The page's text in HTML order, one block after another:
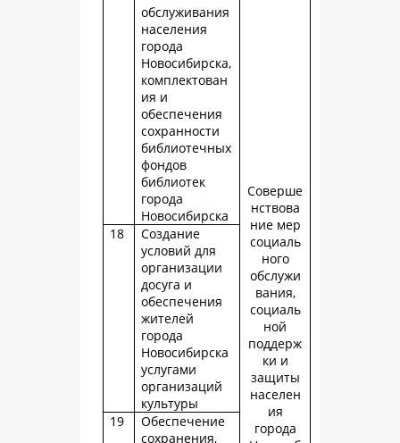
Соверше
нствова
ние мер
социаль
ного
обслужи
вания,
социаль
ной
поддерж
ки и
защиты
населен
ия
города
обслуживания
населения
города
Новосибирска,
комплектован
ия и
обеспечения
сохранности
библиотечных
фондов
библиотек
города
Новосибирска
18
Создание
условий для
организации
досуга и
обеспечения
жителей
города
Новосибирска
услугами
организаций
культуры
19
Обеспечение
сохранения,